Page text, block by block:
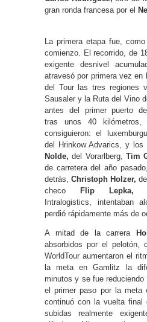
gran ronda francesa por el
La primera etapa fue,
comienzo. El recorrido, de
exigente desnivel
atravesó por primera vez en
del Tour las tres regiones
Sausaler y la Ruta del Vino
antes del primer puerto
tras unos 40 kilómetros,
consiguieron: el
del Hrinkow Advarics, y los
Nolde, del Vorarlberg, Tim
de carretera del año pasado,
detrás,Christoph Holzer,
checo
Flip Lepka,
Intralogistics, intentaban
perdió rápidamente más de
A mitad de la carrera
absorbidos por el pelotón,
WorldTour aumentaron el
la meta en Gamlitz la
minutos y se fue reduciendo
el primer paso por la meta
continuó con la vuelta final
subidas realmente